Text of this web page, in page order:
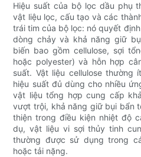
Hiệu suất của bộ lọc dầu phụ
vật liệu lọc, cấu tạo và các
trái tim của bộ lọc: nó quyết
dòng chảy và khả năng giữ
biến bao gồm cellulose, sợi
hoặc polyester) và hỗn hợp
suất. Vật liệu cellulose
hiệu suất đủ dùng cho nhiều
vật liệu tổng hợp cung cấp
vượt trội, khả năng giữ bụi bẩn
thiện trong điều kiện nhiệt độ
dụ, vật liệu vi sợi thủy tinh
thường được sử dụng trong
hoặc tải nặng.